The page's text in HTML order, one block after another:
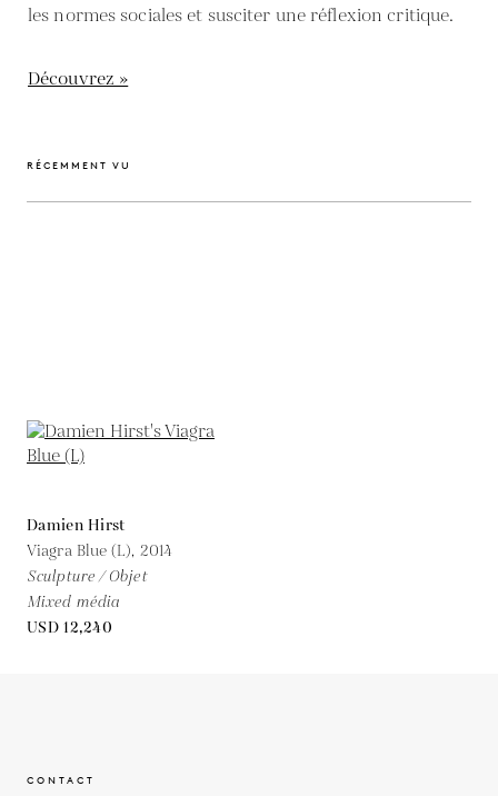
les normes sociales et susciter une réflexion critique.
Découvrez »
RÉCEMMENT VU
Damien Hirst
Viagra Blue (L), 2014
Sculpture / Objet
Mixed média
USD 12,240
CONTACT